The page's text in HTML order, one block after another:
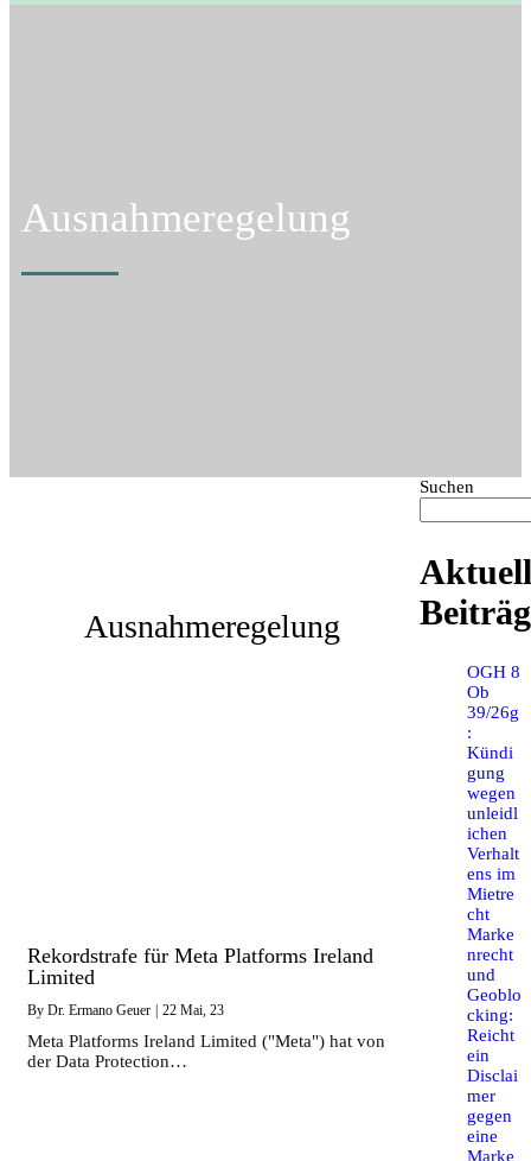
Ausnahmeregelung
Ausnahmeregelung
Rekordstrafe für Meta Platforms Ireland
Limited
By Dr. Ermano Geuer | 22 Mai, 23
Meta Platforms Ireland Limited ("Meta") hat von
der Data Protection…
Suchen
OGH 8
Ob
39/26g
:
Kündi
gung
wegen
unleidl
ichen
Verhalt
ens im
Mietre
cht
Marke
nrecht
und
Geoblo
cking:
Reicht
ein
Disclai
mer
gegen
eine
Marke